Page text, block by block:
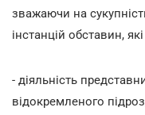
зважаючи на
інстанцій обставин,
- діяльність
відокремленого